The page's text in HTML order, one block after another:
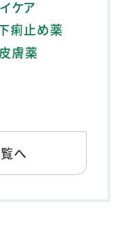
ケア
痢止め薬
皮膚薬
へ